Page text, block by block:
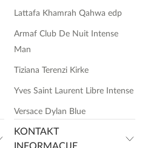
Lattafa Khamrah Qahwa edp
Armaf Club De Nuit Intense
Man
Tiziana Terenzi Kirke
Yves Saint Laurent Libre Intense
Versace Dylan Blue
KONTAKT
INFORMACIJE